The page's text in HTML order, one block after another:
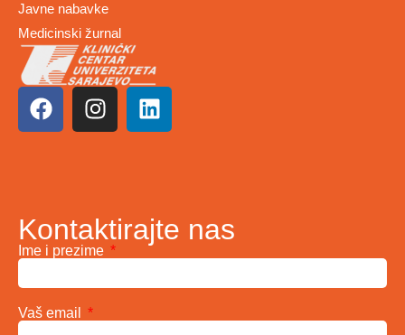
Javne nabavke
Medicinski žurnal
Kontaktirajte nas
Ime i prezime
Vaš email